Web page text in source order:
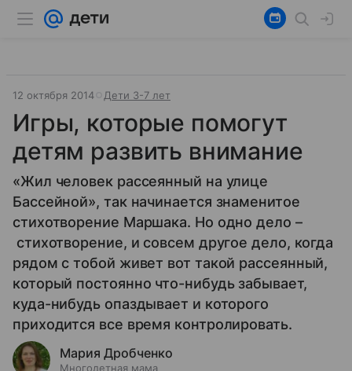
12 октября 2014 Дети 3-7 лет
Игры, которые помогут
детям развить внимание
«Жил человек рассеянный на улице
Бассейной», так начинается знаменитое
стихотворение Маршака. Но одно дело –
стихотворение, и совсем другое дело, когда
рядом с тобой живет вот такой рассеянный,
который постоянно что-нибудь забывает,
куда-нибудь опаздывает и которого
приходится все время контролировать.
Мария Дробченко
Многодетная мама